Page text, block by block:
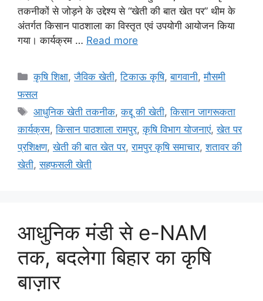
तकनीकों से जोड़ने के उद्देश्य से “खेती की बात खेत पर” थीम के
अंतर्गत किसान पाठशाला का विस्तृत एवं उपयोगी आयोजन किया
गया। कार्यक्रम … Read more
कृषि शिक्षा,जैविक खेती,टिकाऊ कृषि,बागवानी,मौसमी
फसल
आधुनिक खेती तकनीक,कद्दू की खेती,किसान जागरूकता
कार्यक्रम,किसान पाठशाला रामपुर,कृषि विभाग योजनाएं,खेत पर
प्रशिक्षण,खेती की बात खेत पर,रामपुर कृषि समाचार,शतावर की
खेती,सहफसली खेती
आधुनिक मंडी से e-NAM
तक, बदलेगा बिहार का कृषि
बाज़ार